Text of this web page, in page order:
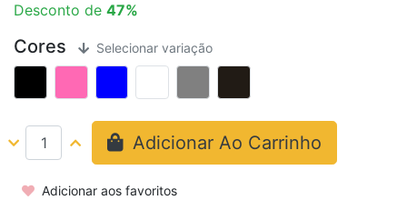
Desconto de 47%
Cores Selecionar variação
Adicionar Ao Carrinho
Adicionar aos favoritos